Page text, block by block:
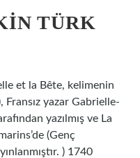
TÜRK
et la Bête, kelimenin
Fransız yazar Gabrielle-
yazılmış ve La
(Genç
) 1740